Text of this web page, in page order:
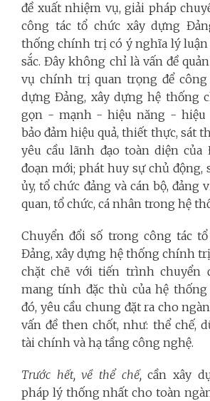
đề xuất nhiệm vụ, giải pháp
công tác tổ chức xây dựng
thống chính trị có ý nghĩa lý luận
sắc. Đây không chỉ là vấn đề
vụ chính trị quan trọng để công
dựng Đảng, xây dựng hệ thống
gọn - mạnh - hiệu năng - hiệu
bảo đảm hiệu quả, thiết thực, sát
yêu cầu lãnh đạo toàn diện
đoạn mới; phát huy sự chủ động,
ủy, tổ chức đảng và cán bộ, đảng
quan, tổ chức, cá nhân trong hệ
Chuyển đổi số trong công tác
Đảng, xây dựng hệ thống chính
chặt chẽ với tiến trình chuyển
mang tính đặc thù của hệ
đó, yêu cầu chung đặt ra cho
vấn đề then chốt, như: thể chế,
tài chính và hạ tầng công nghệ.
Trước hết, về thể chế,cần xây
pháp lý thống nhất cho toàn